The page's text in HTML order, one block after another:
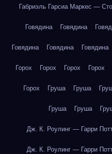
Габриэль Гарсиа Маркес —
Говядина Говядина
Говядина Говядина Говядина
Горох Горох Горох Горох
Горох Груша Груша
Груша Груша
Дж. К. Роулинг — Гарри
Дж. К. Роулинг — Гарри